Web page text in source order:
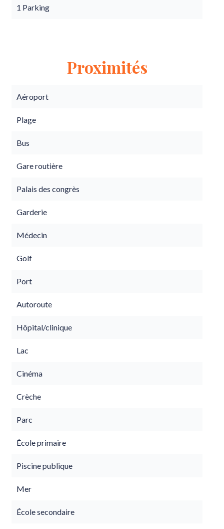
1 Parking
Proximités
Aéroport
Plage
Bus
Gare routière
Palais des congrès
Garderie
Médecin
Golf
Port
Autoroute
Hôpital/clinique
Lac
Cinéma
Crèche
Parc
École primaire
Piscine publique
Mer
École secondaire